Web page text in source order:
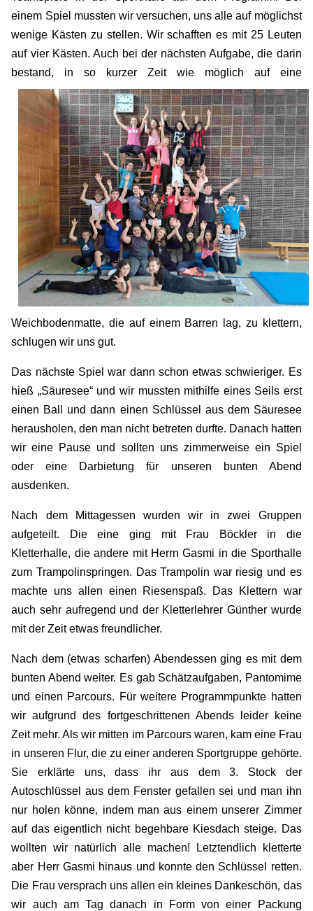
einem Spiel mussten wir versuchen, uns alle auf möglichst
wenige Kästen zu stellen. Wir schafften es mit 25 Leuten
auf vier Kästen. Auch bei der nächsten Aufgabe, die darin
bestand, in so
kurzer Zeit wie möglich auf eine
Weichbodenmatte, die auf einem Barren lag, zu klettern,
schlugen wir uns gut.
Das nächste Spiel war dann schon etwas schwieriger. Es
hieß „Säuresee“ und wir mussten mithilfe eines Seils erst
einen Ball und dann einen Schlüssel aus dem Säuresee
herausholen, den man nicht betreten durfte. Danach hatten
wir eine Pause und sollten uns zimmerweise ein Spiel
oder eine Darbietung für unseren bunten Abend
ausdenken.
Nach dem Mittagessen wurden wir in zwei Gruppen
aufgeteilt. Die eine ging mit Frau Böckler in die
Kletterhalle, die andere mit Herrn Gasmi in die Sporthalle
zum Trampolinspringen. Das Trampolin war riesig und es
machte uns allen einen Riesenspaß. Das Klettern war
auch sehr aufregend und der Kletterlehrer Günther wurde
mit der Zeit etwas freundlicher.
Nach dem (etwas scharfen) Abendessen ging es mit dem
bunten Abend weiter. Es gab Schätzaufgaben, Pantomime
und einen Parcours. Für weitere Programmpunkte hatten
wir aufgrund des fortgeschrittenen Abends leider keine
Zeit mehr. Als wir mitten im Parcours waren, kam eine Frau
in unseren Flur, die zu einer anderen Sportgruppe gehörte.
Sie erklärte uns, dass ihr aus dem 3. Stock der
Autoschlüssel aus dem Fenster gefallen sei und man ihn
nur holen könne, indem man aus einem unserer Zimmer
auf das eigentlich nicht begehbare Kiesdach steige. Das
wollten wir natürlich alle machen! Letztendlich kletterte
aber Herr Gasmi hinaus und konnte den Schlüssel retten.
Die Frau versprach uns allen ein kleines Dankeschön, das
wir auch am Tag danach in Form von einer Packung